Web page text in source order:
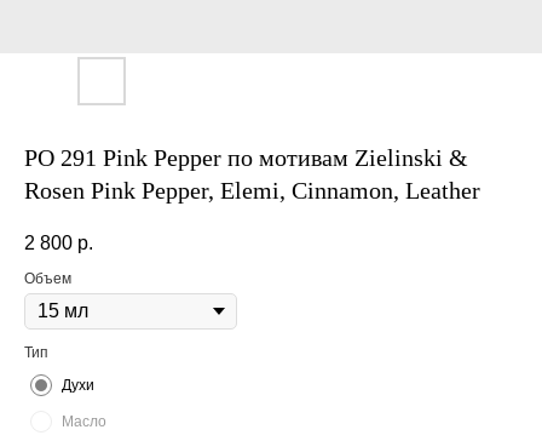
PO 291 Pink Pepper по мотивам Zielinski &
Rosen Pink Pepper, Elemi, Cinnamon, Leather
2 800 р.
Объем
Тип
Духи
Масло